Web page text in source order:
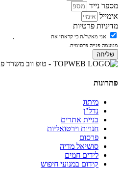
מספר נייד
אימייל
מדיניות פרטיות
אני מאשר/ת כי קראתי את
מטעמה פנייה פרסומית.
שליחה
פתרונות
מיתוג
נדל"ן
בניית אתרים
חנויות וירטואליות
פרסום
סושיאל מדיה
לידים חמים
קידום במנועי חיפוש